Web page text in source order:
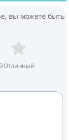
вы можете быть
Отличный